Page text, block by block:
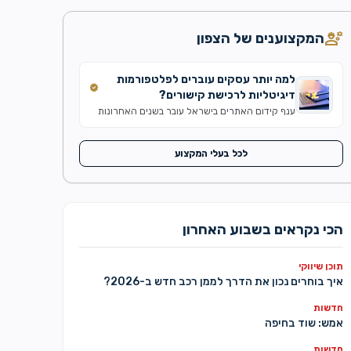
engineeringהמקצוענים של הצפון
למה יותר עסקים עוברים לפלטפורמות
דיגיטליות לרכישת קישורים?
verified
ענף קידום האתרים בישראל עובר בשנים האחרונות
יותר עסקים ומשרדי דיגיטל מעדיפים לעבוד דרך
מערכות מרכזיות שמנהלות את כל התהליך במקום
מורכב יותר מאי פעם. עדכוני האלגוריתם של מנועי
לכל בעלי המקצוע
הכי נקראים בשבוע האחרון
תוכן שיווקי
איך בוחרים נכון את הדרך לממן רכב חדש ב-2026?
חדשות
אמש: שוד בחיפה